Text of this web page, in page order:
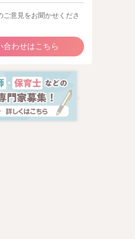
意見をお聞かせくださ
合わせはこちら